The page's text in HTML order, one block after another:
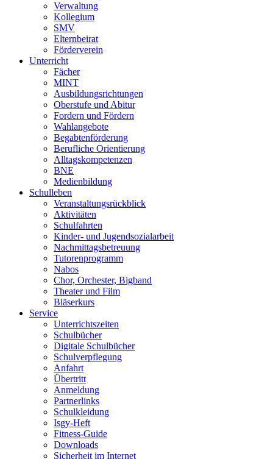
Verwaltung
Kollegium
SMV
Elternbeirat
Förderverein
Unterricht
Fächer
MINT
Ausbildungsrichtungen
Oberstufe und Abitur
Fordern und Fördern
Wahlangebote
Begabtenförderung
Berufliche Orientierung
Alltagskompetenzen
BNE
Medienbildung
Schulleben
Veranstaltungsrückblick
Aktivitäten
Schulfahrten
Kinder- und Jugendsozialarbeit
Nachmittagsbetreuung
Tutorenprogramm
Nabos
Chor, Orchester, Bigband
Theater und Film
Bläserkurs
Service
Unterrichtszeiten
Schulbücher
Digitale Schulbücher
Schulverpflegung
Anfahrt
Übertritt
Anmeldung
Partnerlinks
Schulkleidung
Isgy-Heft
Fitness-Guide
Downloads
Sicherheit im Internet